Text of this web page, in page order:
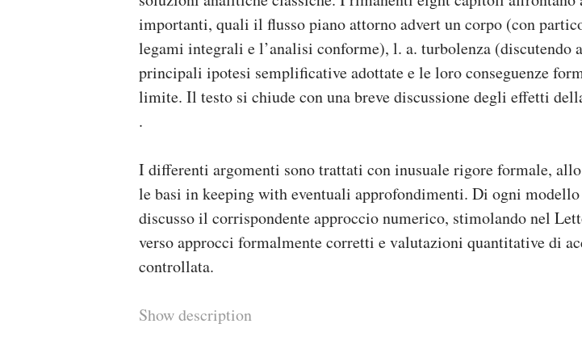
importanti, quali il flusso piano attorno advert un corpo (con
legami integrali e l’analisi conforme), l. a. turbolenza (discutendo
principali ipotesi semplificative adottate e le loro conseguenze
limite. Il testo si chiude con una breve discussione degli effetti
.
I differenti argomenti sono trattati con inusuale rigore formale,
le basi in keeping with eventuali approfondimenti. Di ogni
discusso il corrispondente approccio numerico, stimolando nel
verso approcci formalmente corretti e valutazioni quantitative di
controllata.
Show description